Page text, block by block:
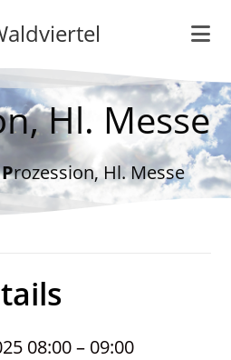
Hl. Messe
Prozession, Hl. Messe
08:00– 09:00